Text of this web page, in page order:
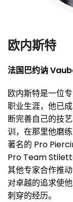
欧内斯特
法国巴约讷
欧内斯特是一位
职业生涯，他已
断完善自己的技
训，在那里他磨
著名的 Pro
Pro Team
其他专家合作推
对卓越的追求使
刺穿的经历。